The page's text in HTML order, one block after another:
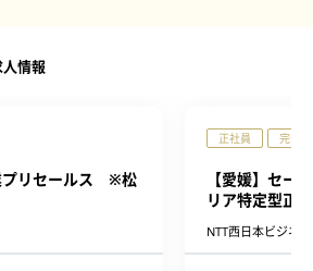
情報
プリセールス ※松
正社員 完全
【愛媛】セー
リア特定型正
NTT西日本ビジネ